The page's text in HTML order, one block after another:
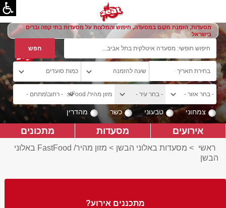
מסעדות, הזמנת מקום במסעדה, חיפוש והמלצות על מסעדות בתי קפה וברים
בישראל
צמחוני טבעוני כשר מהדרין
אירועים מסעדות מתכונים
ראשי > מסעדות באלוני הבשן >
מזון מהיר/ FastFood באלוני
הבשן
מתכננים אירוע?